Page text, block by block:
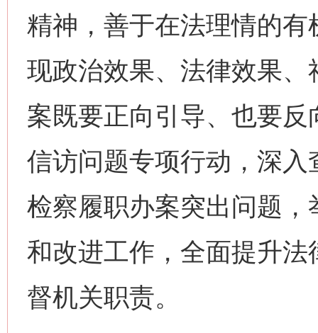
精神，善于在法理情的
现政治效果、法律效果
案既要正向引导、也要
信访问题专项行动，深
检察履职办案突出问题
和改进工作，全面提升
督机关职责。
网上购药对药下症？